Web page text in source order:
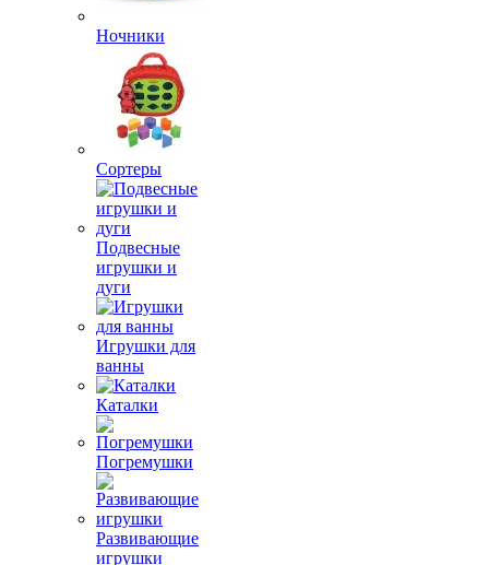
Ночники
Сортеры
Подвесные
игрушки и
дуги
Игрушки для
ванны
Каталки
Погремушки
Развивающие
игрушки